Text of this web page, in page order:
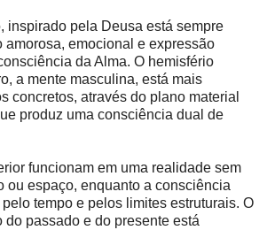
inspirado pela Deusa está sempre
amorosa, emocional e expressão
da Alma. O hemisfério
a mente masculina, está mais
concretos, através do plano material
produz uma consciência dual de
funcionam em uma realidade sem
ou espaço, enquanto a consciência
tempo e pelos limites estruturais. O
do passado e do presente está